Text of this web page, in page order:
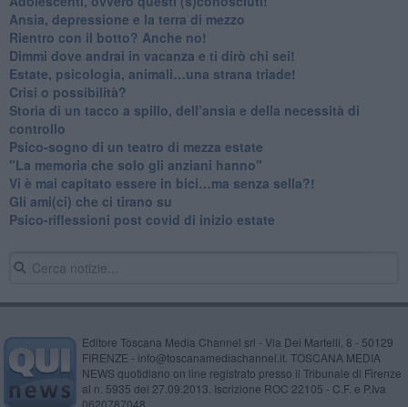
Ansia, depressione e la terra di mezzo
​Rientro con il botto? Anche no!
Dimmi dove andrai in vacanza e ti dirò chi sei!
​Estate, psicologia, animali…una strana triade!
​Crisi o possibilità?
​Storia di un tacco a spillo, dell’ansia e della necessità di
controllo
​Psico-sogno di un teatro di mezza estate
"La memoria che solo gli anziani hanno"
​Vi è mai capitato essere in bici…ma senza sella?!
​Gli ami(ci) che ci tirano su
Psico-riflessioni post covid di inizio estate
Editore Toscana Media Channel srl - Via Dei Martelli, 8 - 50129
FIRENZE - info@toscanamediachannel.it. TOSCANA MEDIA
NEWS quotidiano on line registrato presso il Tribunale di Firenze
al n. 5935 del 27.09.2013. Iscrizione ROC 22105 - C.F. e P.Iva
0620787048